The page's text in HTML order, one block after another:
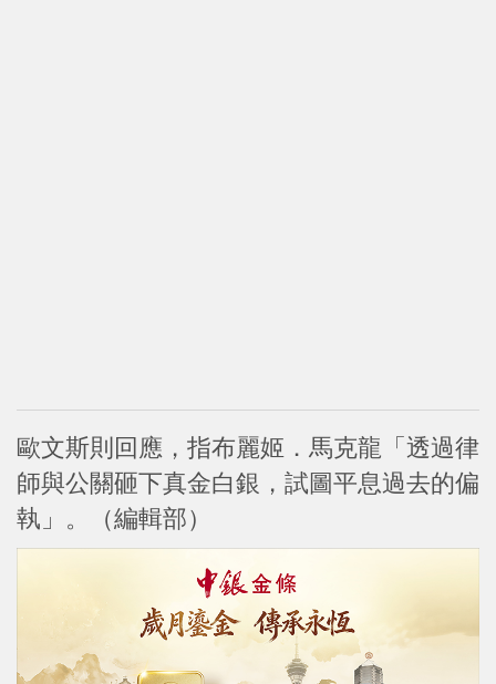
歐文斯則回應，指布麗姬．馬克龍「透過律
師與公關砸下真金白銀，試圖平息過去的偏
執」。（編輯部）